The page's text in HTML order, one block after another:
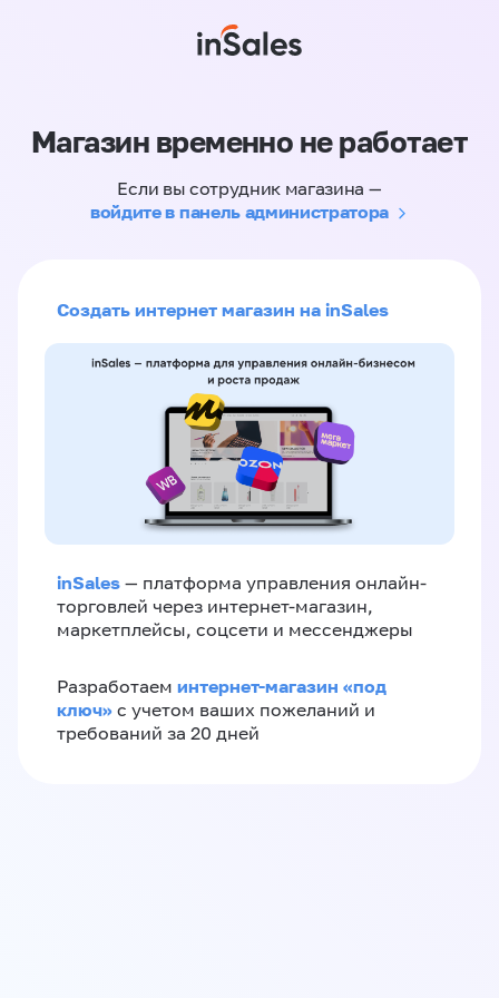
Магазин временно не работает
Если вы сотрудник магазина —
войдите в панель администратора
Создать интернет магазин на inSales
inSales — платформа управления онлайн-
торговлей через интернет-магазин,
маркетплейсы, соцсети и мессенджеры
Разработаем интернет-магазин «‎под
ключ»‎ с учетом ваших пожеланий и
требований за 20 дней